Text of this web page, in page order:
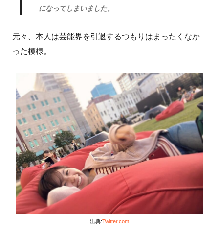
になってしまいました。
元々、本人は芸能界を引退するつもりはまったくなか
った模様。
出典:Twitter.com